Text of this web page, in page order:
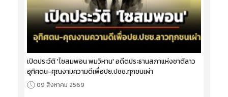
เปิดประวัติ 'ไซสมพอน พมวิหาน' อดีตประธานสภาแห่งชาติลาว
อุทิศตน-คุณงามความดีเพื่อปย.ปชช.ทุกชนเผ่า
09 สิงหาคม 2569